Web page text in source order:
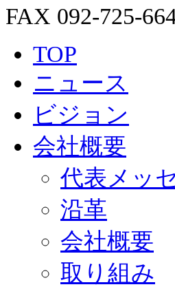
FAX 092-725-
TOP
ニュース
ビジョン
会社概要
代表メッ
沿革
会社概要
取り組み